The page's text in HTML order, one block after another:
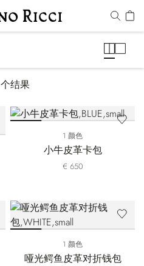
个结果
1 颜色
小牛皮革卡包
€ 650
1 颜色
哑光鳄鱼皮革对折钱包